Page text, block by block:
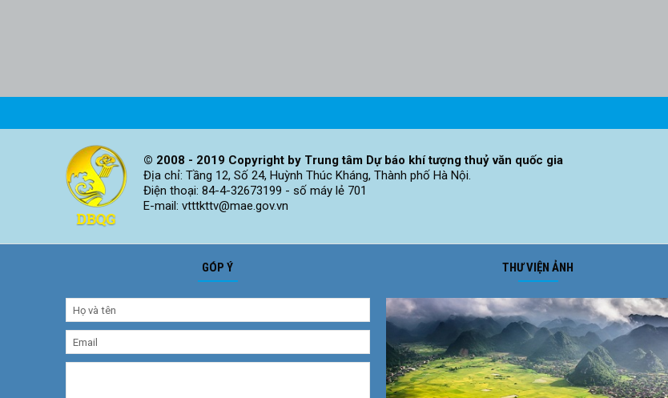
© 2008 - 2019 Copyright by Trung tâm Dự báo khí tượng thuỷ văn quốc gia
Địa chỉ: Tầng 12, Số 24, Huỳnh Thúc Kháng, Thành phố Hà Nội.
Điện thoại: 84-4-32673199 - số máy lẻ 701
E-mail: vtttkttv@mae.gov.vn
GÓP Ý THƯ VIỆN ẢNH